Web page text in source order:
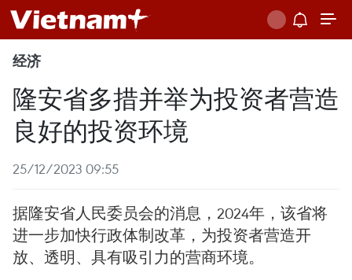
经济
隆安省多措并举为投资者营造
良好的投资环境
25/12/2023 09:55
据隆安省人民委员会的消息，2024年，该省将
进一步加快行政体制改革，为投资者营造开
放、透明、具有吸引力的营商环境。